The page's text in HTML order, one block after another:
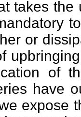
takes
or
of
have
expose